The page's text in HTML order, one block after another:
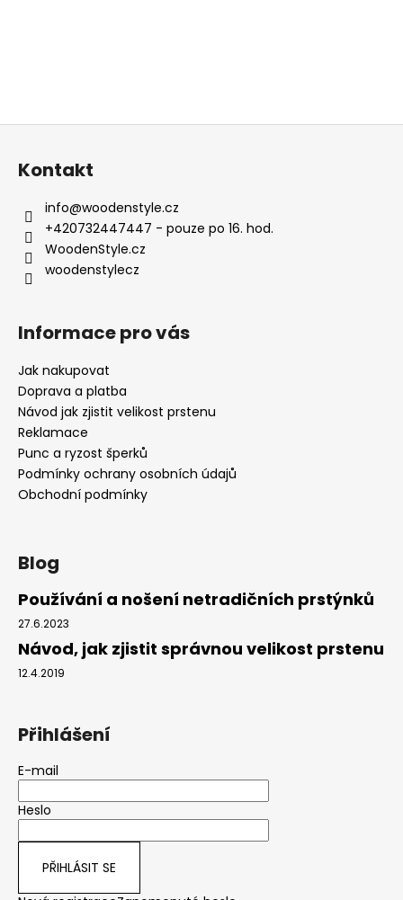
Z
Kontakt
info@woodenstyle.cz
+420732447447 - pouze po 16. hod.
WoodenStyle.cz
woodenstylecz
Informace pro vás
Jak nakupovat
Doprava a platba
Návod jak zjistit velikost prstenu
Reklamace
Punc a ryzost šperků
Podmínky ochrany osobních údajů
Obchodní podmínky
Blog
Používání a nošení netradičních prstýnků
27.6.2023
Návod, jak zjistit správnou velikost prstenu
12.4.2019
Přihlášení
E-mail
Heslo
PŘIHLÁSIT SE